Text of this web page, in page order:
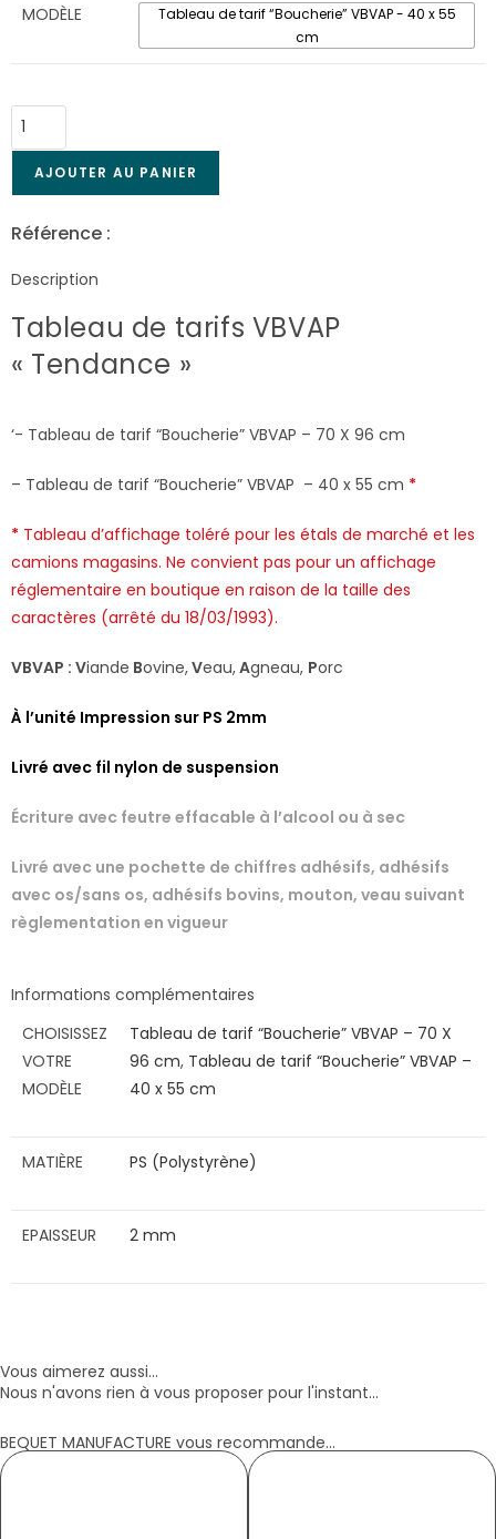
MODÈLE
Tableau de tarif “Boucherie” VBVAP - 40 x 55
cm
AJOUTER AU PANIER
Référence :
Description
Tableau de tarifs VBVAP
« Tendance »
‘- Tableau de tarif “Boucherie” VBVAP – 70 X 96 cm
– Tableau de tarif “Boucherie” VBVAP – 40 x 55 cm *
* Tableau d’affichage toléré pour les étals de marché et les
camions magasins. Ne convient pas pour un affichage
réglementaire en boutique en raison de la taille des
caractères (arrêté du 18/03/1993).
VBVAP : Viande Bovine,Veau,Agneau, Porc
À l’unité Impression sur PS 2mm
Livré avec fil nylon de suspension
Écriture avec feutre effacable à l’alcool ou à sec
Livré avec une pochette de chiffres adhésifs, adhésifs
avec os/sans os, adhésifs bovins, mouton, veau suivant
règlementation en vigueur
Informations complémentaires
CHOISISSEZ
VOTRE
MODÈLE
Tableau de tarif “Boucherie” VBVAP – 70 X
96 cm, Tableau de tarif “Boucherie” VBVAP –
40 x 55 cm
MATIÈRE PS (Polystyrène)
EPAISSEUR 2 mm
Vous aimerez aussi...
Nous n'avons rien à vous proposer pour l'instant...
BEQUET MANUFACTURE vous recommande...